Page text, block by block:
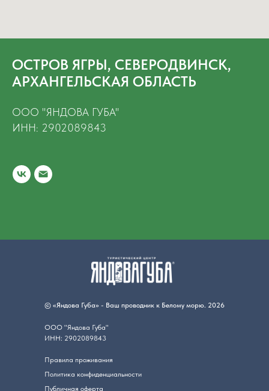
ОСТРОВ ЯГРЫ, СЕВЕРОДВИНСК,
АРХАНГЕЛЬСКАЯ ОБЛАСТЬ
ООО "ЯНДОВА ГУБА"
ИНН: 2902089843
© «Яндова Губа» - Ваш проводник к Белому морю. 2026
Политика конфиденциальности
ООО "Яндова Губа"
ИНН: 2902089843
Публичная оферта
Правила проживания